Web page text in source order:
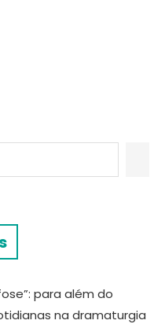
para além do
na dramaturgia